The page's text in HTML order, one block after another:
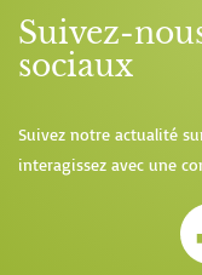
Suivez-
sociaux
Suivez notre actualité
interagissez avec une